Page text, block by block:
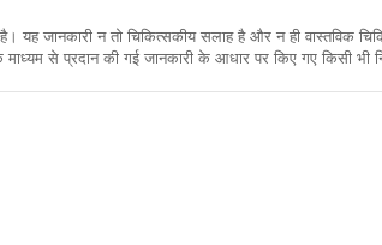
यह जानकारी न तो चिकित्सकीय सलाह है और न ही वास्तविक
से प्रदान की गई जानकारी के आधार पर किए गए किसी भी